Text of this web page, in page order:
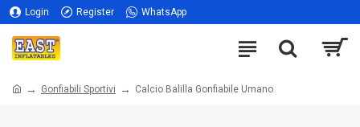
Login Register WhatsApp
Gonfiabili Sportivi Calcio Balilla Gonfiabile Umano